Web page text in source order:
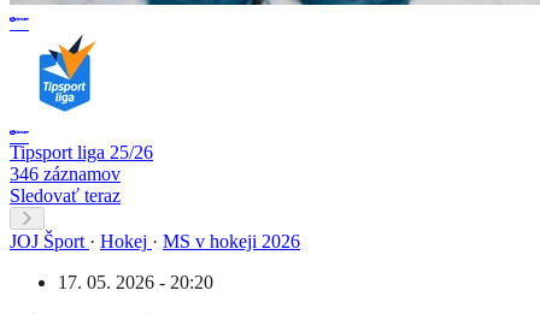
Tipsport liga 25/26
346 záznamov
Sledovať teraz
JOJ Šport · Hokej · MS v hokeji 2026
17. 05. 2026 - 20:20